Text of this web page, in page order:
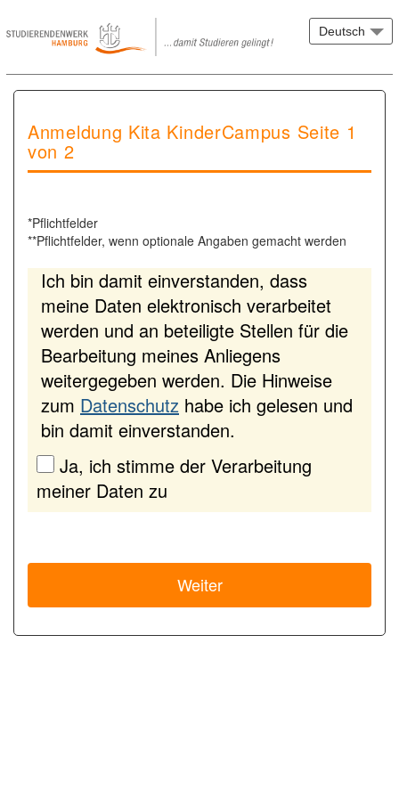
Anmeldung Kita KinderCampus Seite 1
von 2
*Pflichtfelder
**Pflichtfelder, wenn optionale Angaben gemacht werden
Ich bin damit einverstanden, dass
meine Daten elektronisch verarbeitet
werden und an beteiligte Stellen für die
Bearbeitung meines Anliegens
weitergegeben werden. Die Hinweise
zum Datenschutz habe ich gelesen und
bin damit einverstanden.
Ja, ich stimme der Verarbeitung
meiner Daten zu
Weiter